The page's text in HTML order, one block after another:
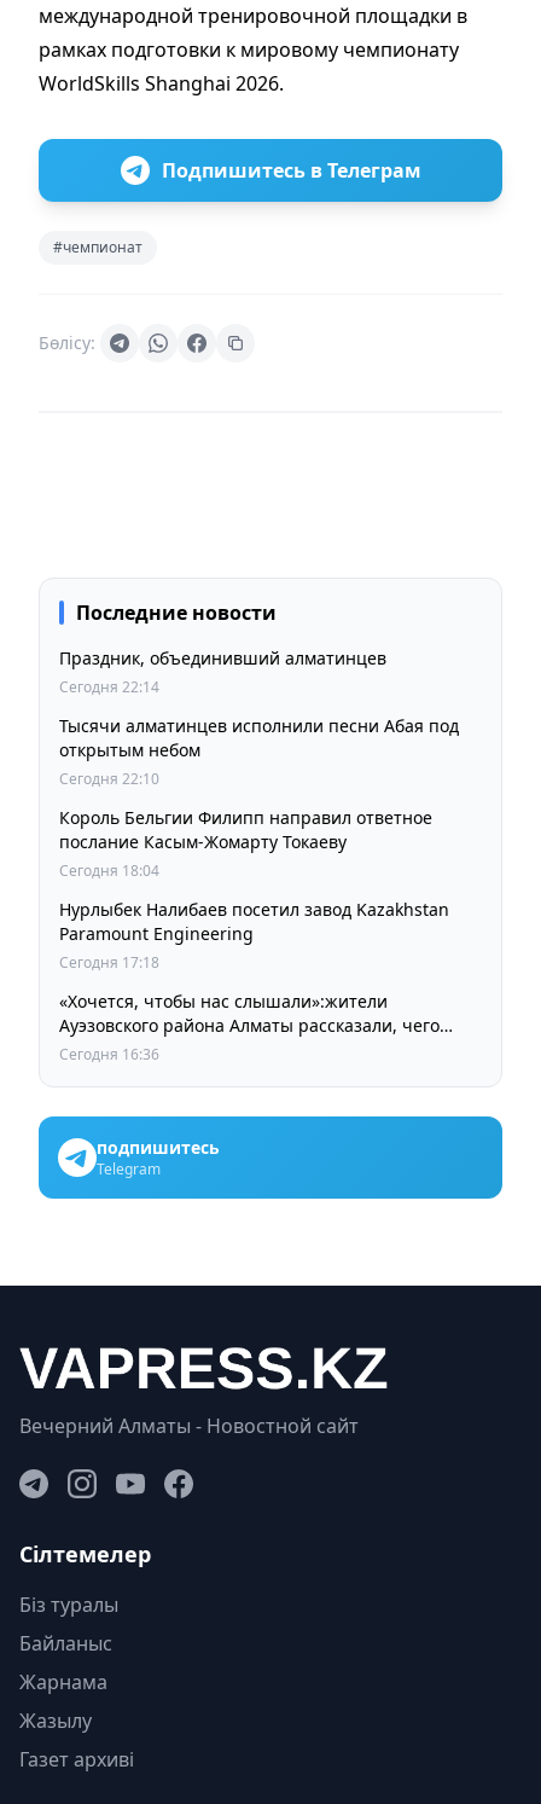
международной тренировочной площадки в
рамках подготовки к мировому чемпионату
WorldSkills Shanghai 2026.
Подпишитесь в Телеграм
#чемпионат
Бөлісу:
Последние новости
Праздник, объединивший алматинцев
Сегодня 22:14
Тысячи алматинцев исполнили песни Абая под
открытым небом
Сегодня 22:10
Король Бельгии Филипп направил ответное
послание Касым-Жомарту Токаеву
Сегодня 18:04
Нурлыбек Налибаев посетил завод Kazakhstan
Paramount Engineering
Сегодня 17:18
«Хочется, чтобы нас слышали»:жители
Ауэзовского района Алматы рассказали, чего
ждут от выборов депутатов Курултая
Сегодня 16:36
подпишитесь
Telegram
Вечерний Алматы - Новостной сайт
Сілтемелер
Біз туралы
Байланыс
Жарнама
Жазылу
Газет архиві